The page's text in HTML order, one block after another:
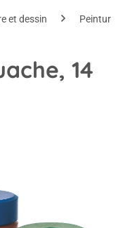
et dessin Peinture
14